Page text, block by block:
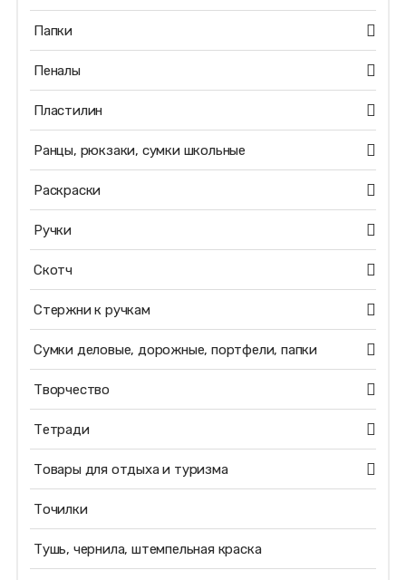
Папки
Пеналы
Пластилин
Ранцы, рюкзаки, сумки школьные
Раскраски
Ручки
Скотч
Стержни к ручкам
Сумки деловые, дорожные, портфели, папки
Творчество
Тетради
Товары для отдыха и туризма
Точилки
Тушь, чернила, штемпельная краска